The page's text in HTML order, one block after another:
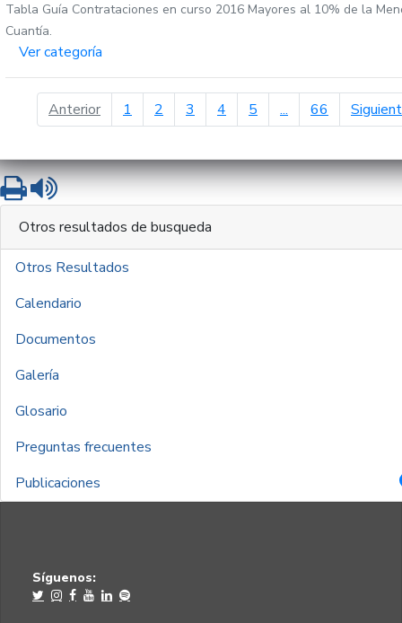
Tabla Guía Contrataciones en curso 2016 Mayores al 10% de la
Cuantía.
Ver categoría
Anteriorpágina anterior
1 2 3 4 5 ... 66
ImprimirLeer contenido
Otros resultados de busqueda
Otros Resultados
Calendario
Documentos
Galería
Glosario
Preguntas frecuentes
Publicaciones
Síguenos: